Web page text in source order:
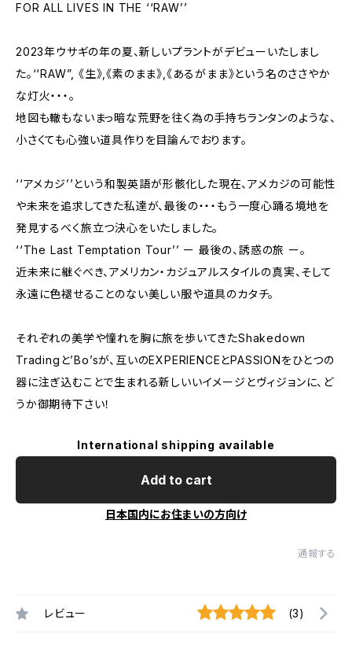
FOR ALL LIVES IN THE ‘‘RAW’’
2023年ウサギの年の夏、新しいプラントがデビューいたしまし
た。‘‘RAW”, 《生》,《素のまま》,《あるがまま》という名のささやか
な灯火・・・。
地図も轍もないまっ暗な荒野を往く為の手持ちランタンのような、
小さくても心強い道具作りを目論んでおります。
‘‘アメカジ’’という和製英語が形骸化した現在、アメカジの可能性
や未来を追求してきた私達が、最後の・・・もう一度心踊る境地を
発見するべく旅立つ決心をいたしました。
‘‘The Last Temptation Tour’’ ー 最後の、誘惑の旅 ー。
近未来に継ぐべき、アメリカン・カジュアルスタイルの真実、そして
永遠に色褪せることのない美しい服や道具のカタチ。
それぞれの美学や憧れを胸に旅を歩いてきたShakedown
Tradingと’Bo’sが、互いのEXPERIENCEとPASSIONをひとつの
器に注ぎ込むことで生まれる新しいいイメージとヴィジョンに、ど
うか御期待下さい！
International shipping available
Add to cart
日本国内にお住まいの方向け
通報する
レビュー (3)